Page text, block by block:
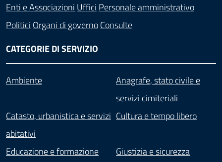
Enti e Associazioni Uffici Personale amministrativo
Politici Organi di governoConsulte
CATEGORIE DI SERVIZIO
Ambiente
Anagrafe, stato civile e
servizi cimiteriali
Catasto, urbanistica e servizi
abitativi
Cultura e tempo libero
Educazione e formazione
Giustizia e sicurezza